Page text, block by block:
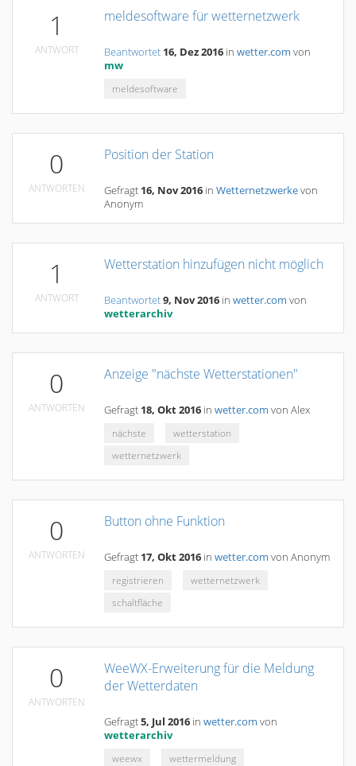
1
ANTWORT
meldesoftware für wetternetzwerk
Beantwortet 16, Dez 2016 in wetter.com von
mw
meldesoftware
0
ANTWORTEN
Position der Station
Gefragt 16, Nov 2016 in Wetternetzwerkevon
Anonym
1
ANTWORT
Wetterstation hinzufügen nicht möglich
Beantwortet9, Nov 2016 in wetter.com von
wetterarchiv
0
ANTWORTEN
Anzeige "nächste Wetterstationen"
Gefragt 18, Okt 2016 in wetter.com von Alex
nächste
wetterstation
wetternetzwerk
0
ANTWORTEN
Button ohne Funktion
Gefragt 17, Okt 2016 in wetter.com von Anonym
registrieren
wetternetzwerk
schaltfläche
0
ANTWORTEN
WeeWX-Erweiterung für die Meldung
der Wetterdaten
Gefragt5, Jul 2016 in wetter.com von
wetterarchiv
weewx
wettermeldung